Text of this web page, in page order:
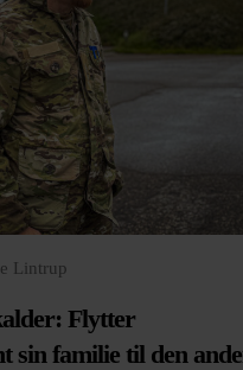
Lintrup
Flytter
sin familie til den